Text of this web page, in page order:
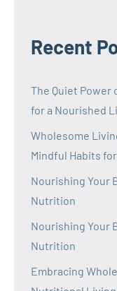
Recent
The Quiet Power
for a Nourished
Wholesome
Mindful Habits
Nourishing Your
Nutrition
Nourishing Your
Nutrition
Embracing